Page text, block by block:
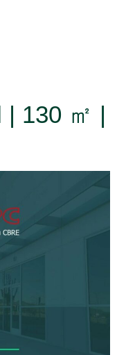
| 130 ㎡ |